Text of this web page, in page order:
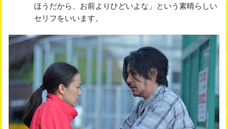
ほうだから、お前よりひどいよな」という素晴らしい
セリフをいいます。